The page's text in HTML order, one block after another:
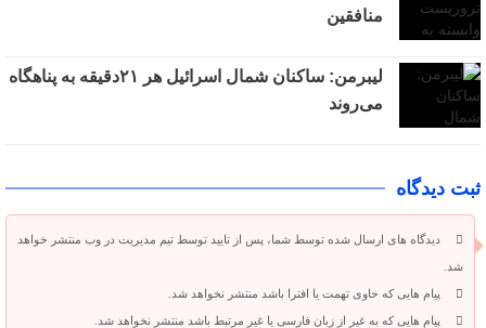
منافقین
لیبرمن: ساکنان شمال اسرائیل هر ۲۱دقیقه به پناهگاه
می‌روند
ثبت دیدگاه
دیدگاه های ارسال شده توسط شما، پس از تایید توسط تیم مدیریت در وب منتشر خواهد
شد.
پیام هایی که حاوی تهمت یا افترا باشد منتشر نخواهد شد.
پیام هایی که به غیر از زبان فارسی یا غیر مرتبط باشد منتشر نخواهد شد.